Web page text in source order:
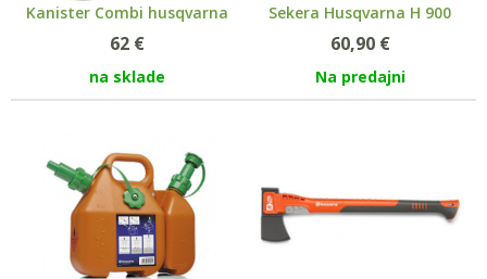
Kanister Combi husqvarna
62 €
na sklade
Sekera Husqvarna H 900
60,90 €
Na predajni